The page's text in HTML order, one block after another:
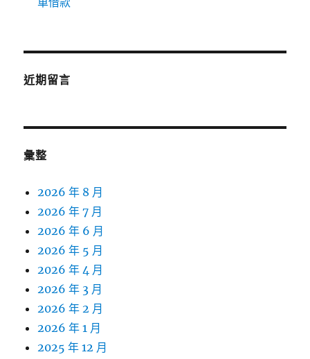
近期留言
彙整
2026 年 8 月
2026 年 7 月
2026 年 6 月
2026 年 5 月
2026 年 4 月
2026 年 3 月
2026 年 2 月
2026 年 1 月
2025 年 12 月